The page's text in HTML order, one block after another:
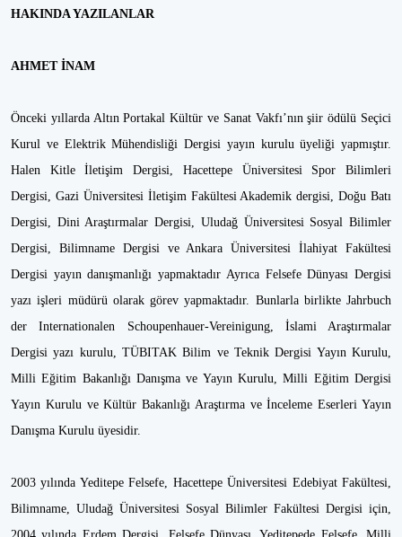
HAKINDA YAZILANLAR
AHMET İNAM
Önceki yıllarda Altın Portakal Kültür ve Sanat Vakfı’nın şiir ödülü Seçici
Kurul ve Elektrik Mühendisliği Dergisi yayın kurulu üyeliği yapmıştır.
Halen Kitle İletişim Dergisi, Hacettepe Üniversitesi Spor Bilimleri
Dergisi, Gazi Üniversitesi İletişim Fakültesi Akademik dergisi, Doğu Batı
Dergisi, Dini Araştırmalar Dergisi, Uludağ Üniversitesi Sosyal Bilimler
Dergisi, Bilimname Dergisi ve Ankara Üniversitesi İlahiyat Fakültesi
Dergisi yayın danışmanlığı yapmaktadır Ayrıca Felsefe Dünyası Dergisi
yazı işleri müdürü olarak görev yapmaktadır. Bunlarla birlikte Jahrbuch
der Internationalen Schoupenhauer-Vereinigung, İslami Araştırmalar
Dergisi yazı kurulu, TÜBITAK Bilim ve Teknik Dergisi Yayın Kurulu,
Milli Eğitim Bakanlığı Danışma ve Yayın Kurulu, Milli Eğitim Dergisi
Yayın Kurulu ve Kültür Bakanlığı Araştırma ve İnceleme Eserleri Yayın
Danışma Kurulu üyesidir.
2003 yılında Yeditepe Felsefe, Hacettepe Üniversitesi Edebiyat Fakültesi,
Bilimname, Uludağ Üniversitesi Sosyal Bilimler Fakültesi Dergisi için,